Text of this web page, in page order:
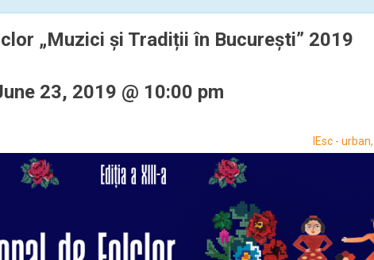
„Muzici și Tradiții în București” 2019
23, 2019 @ 10:00 pm
IEsc -